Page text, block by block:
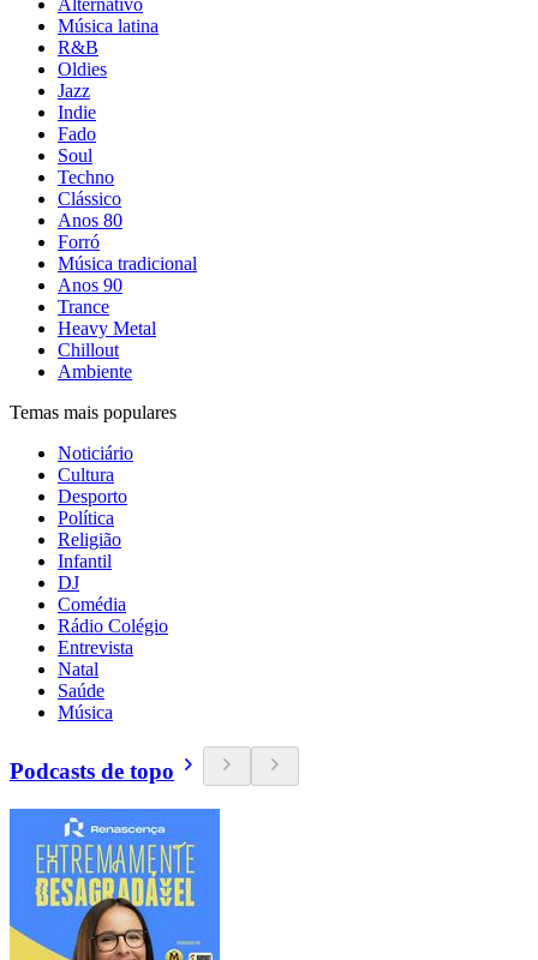
Alternativo
Música latina
R&B
Oldies
Jazz
Indie
Fado
Soul
Techno
Clássico
Anos 80
Forró
Música tradicional
Anos 90
Trance
Heavy Metal
Chillout
Ambiente
Temas mais populares
Noticiário
Cultura
Desporto
Política
Religião
Infantil
DJ
Comédia
Rádio Colégio
Entrevista
Natal
Saúde
Música
Podcasts de topo